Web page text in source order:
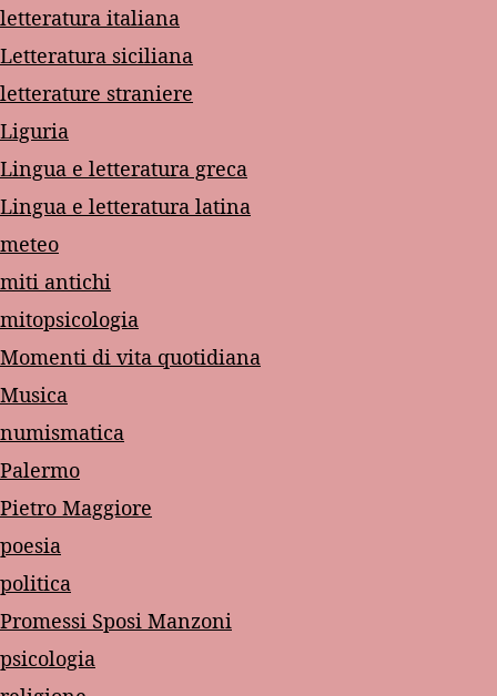
letteratura italiana
Letteratura siciliana
letterature straniere
Liguria
Lingua e letteratura greca
Lingua e letteratura latina
meteo
miti antichi
mitopsicologia
Momenti di vita quotidiana
Musica
numismatica
Palermo
Pietro Maggiore
poesia
politica
Promessi Sposi Manzoni
psicologia